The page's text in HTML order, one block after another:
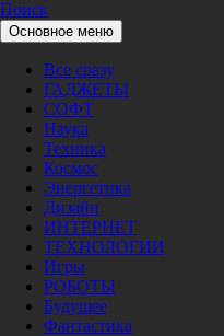
Перейти к содержимому
Pro/Hi-Tech
Поиск
Основное меню
Все сразу
ГАДЖЕТЫ
СОФТ
Наука
Техника
Космос
Энергетика
Дизайн
ИНТЕРНЕТ
ТЕХНОЛОГИИ
Игры
РОБОТЫ
Будущее
Фантастика
Млечный Путь
08/16/2014 600 × 600
древней звездной группы